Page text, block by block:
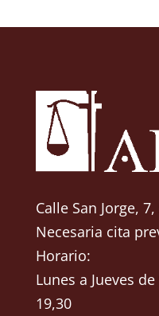
Calle San Jorge,
Necesaria cita
Horario:
Lunes a Jueves
19,30